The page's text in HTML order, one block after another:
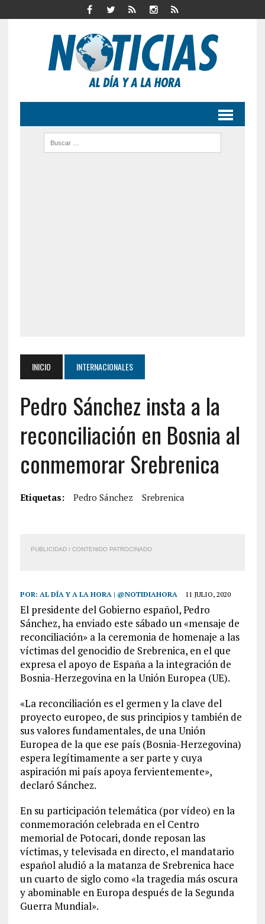
INICIO INTERNACIONALES
Pedro Sánchez insta a la
reconciliación en Bosnia al
conmemorar Srebrenica
Etiquetas: Pedro Sánchez Srebrenica
PUBLICIDAD / CONTENIDO PATROCINADO
POR: AL DÍA Y A LA HORA | @NOTIDIAHORA 11 JULIO, 2020
El presidente del Gobierno español, Pedro
Sánchez, ha enviado este sábado un «mensaje de
reconciliación» a la ceremonia de homenaje a las
víctimas del genocidio de Srebrenica, en el que
expresa el apoyo de España a la integración de
Bosnia-Herzegovina en la Unión Europea (UE).
«La reconciliación es el germen y la clave del
proyecto europeo, de sus principios y también de
sus valores fundamentales, de una Unión
Europea de la que ese país (Bosnia-Herzegovina)
espera legítimamente a ser parte y cuya
aspiración mi país apoya fervientemente»,
declaró Sánchez.
En su participación telemática (por vídeo) en la
conmemoración celebrada en el Centro
memorial de Potocari, donde reposan las
víctimas, y televisada en directo, el mandatario
español aludió a la matanza de Srebrenica hace
un cuarto de siglo como «la tragedia más oscura
y abominable en Europa después de la Segunda
Guerra Mundial».